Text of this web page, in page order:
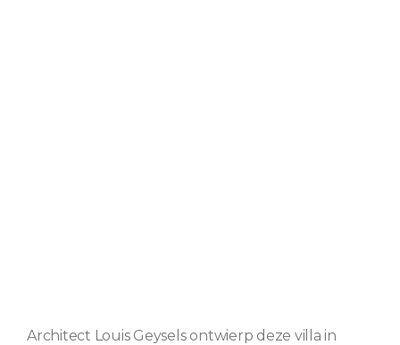
Architect Louis Geysels ontwierp deze villa in